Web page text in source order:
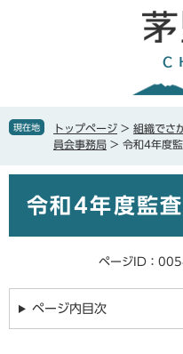
で
ば
本
現在地 トップページ > 組織でさ
員会事務局 > 令和4年度
令和4年度監
ページID：
ページ内目次